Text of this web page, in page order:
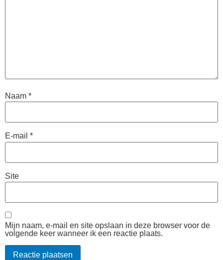
Naam *
E-mail *
Site
Mijn naam, e-mail en site opslaan in deze browser voor de
volgende keer wanneer ik een reactie plaats.